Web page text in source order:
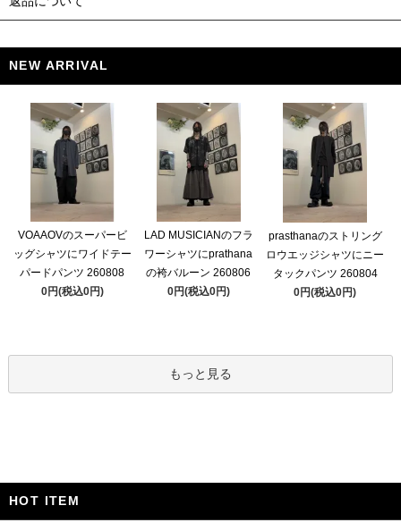
NEW ARRIVAL
VOAAOVのスーパービ
ッグシャツにワイドテー
パードパンツ 260808
0円(税込0円)
LAD MUSICIANのフラ
ワーシャツにprathana
の袴バルーン 260806
0円(税込0円)
prasthanaのストリング
ロウエッジシャツにニー
タックパンツ 260804
0円(税込0円)
もっと見る
HOT ITEM